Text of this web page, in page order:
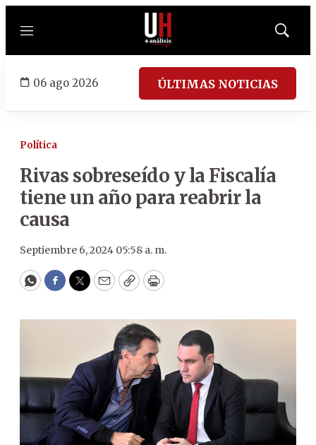
Menú
Mostrar
06 ago 2026 ÚLTIMAS NOTICIAS
Política
Rivas sobreseído y la Fiscalía
tiene un año para reabrir la
causa
Septiembre 6, 2024 05:58 a. m.
WhatsApp
Facebook
Twitter
EmailCopyPrint